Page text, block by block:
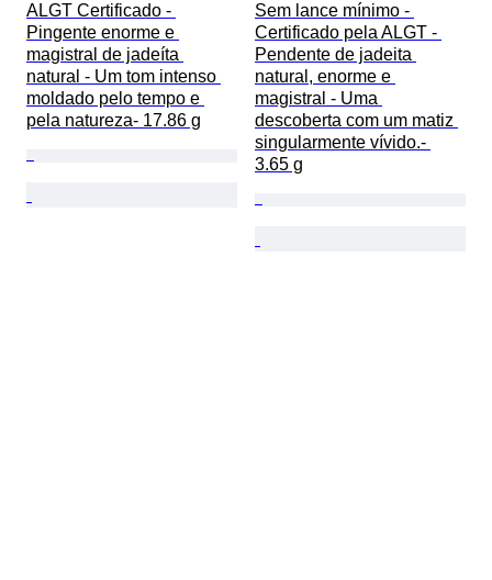
ALGT Certificado -
Pingente enorme e
magistral de jadeíta
natural - Um tom intenso
moldado pelo tempo e
pela natureza- 17.86 g
Sem lance mínimo -
Certificado pela ALGT -
Pendente de jadeita
natural, enorme e
magistral - Uma
descoberta com um matiz
singularmente vívido.-
3.65 g